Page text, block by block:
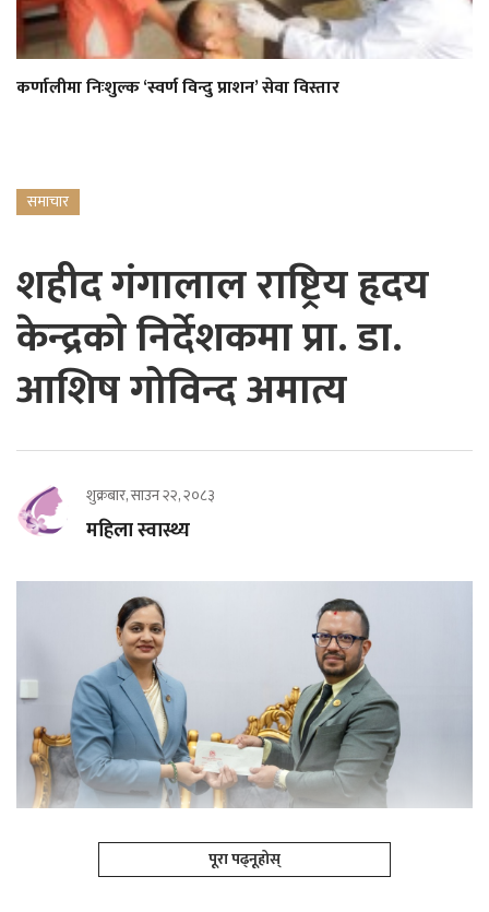
कर्णालीमा निःशुल्क ‘स्वर्ण विन्दु प्राशन’ सेवा विस्तार
समाचार
शहीद गंगालाल राष्ट्रिय हृदय
केन्द्रको निर्देशकमा प्रा. डा.
आशिष गोविन्द अमात्य
शुक्रबार, साउन २२, २०८३
महिला स्वास्थ्य
पूरा पढ्नूहोस्